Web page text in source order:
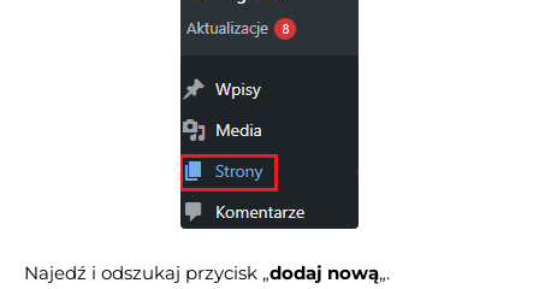
Najedź i odszukaj przycisk „dodaj nową„.